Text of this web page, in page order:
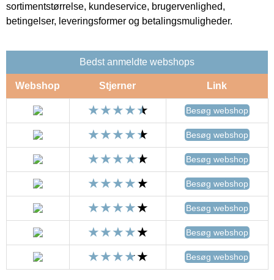
sortimentstørrelse, kundeservice, brugervenlighed,
betingelser, leveringsformer og betalingsmuligheder.
Bedst anmeldte webshops
Webshop Stjerner Link
Besøg webshop
Besøg webshop
Besøg webshop
Besøg webshop
Besøg webshop
Besøg webshop
Besøg webshop